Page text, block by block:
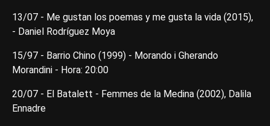
13/07 - Me gustan los poemas y me gusta la vida (2015),
- Daniel Rodríguez Moya
15/97 - Barrio Chino (1999) - Morando i Gherando
Morandini - Hora: 20:00
20/07 - El Batalett - Femmes de la Medina (2002), Dalila
Ennadre